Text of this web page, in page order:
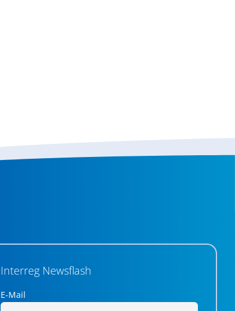
Interreg Newsflash
E-Mail